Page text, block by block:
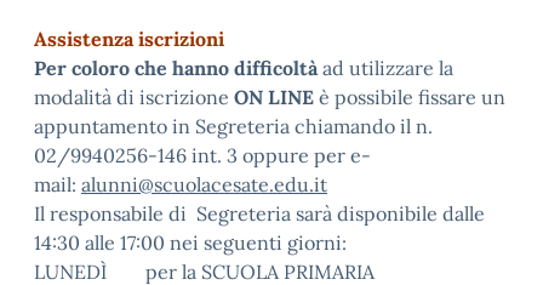
Assistenza iscrizioni
Per coloro che hanno difficoltàad utilizzare la
modalità di iscrizione ON LINE è possibile fissare un
appuntamento in Segreteria chiamando il n.
02/9940256-146 int. 3 oppure per e-
mail: alunni@scuolacesate.edu.it
Il responsabile di Segreteria sarà disponibile dalle
14:30 alle 17:00 nei seguenti giorni:
LUNEDÌ per la SCUOLA PRIMARIA